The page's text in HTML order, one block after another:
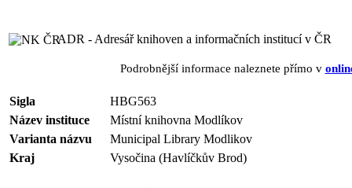
ADR - Adresář knihoven a informačních institucí v ČR
Podrobnější informace naleznete přímo v
Sigla
HBG563
Název instituce
Místní knihovna Modlíkov
Varianta názvu
Municipal Library Modlikov
Kraj
Vysočina (Havlíčkův Brod)